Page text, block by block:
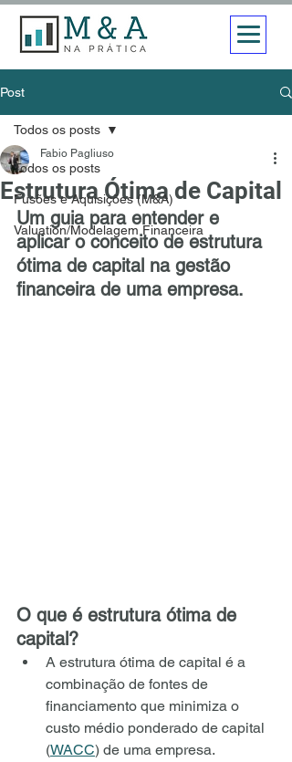
Post
Todos os posts
Fusões e Aquisições (M&A)
Valuation/Modelagem Financeira
Todos os posts
Estrutura Ótima de Capital
Fabio Pagliuso
Um guia para entender e
aplicar o conceito de estrutura
ótima de capital na gestão
financeira de uma empresa.
O que é estrutura ótima de
capital?
A estrutura ótima de capital é a
combinação de fontes de
financiamento que minimiza o
custo médio ponderado de capital
(WACC) de uma empresa.